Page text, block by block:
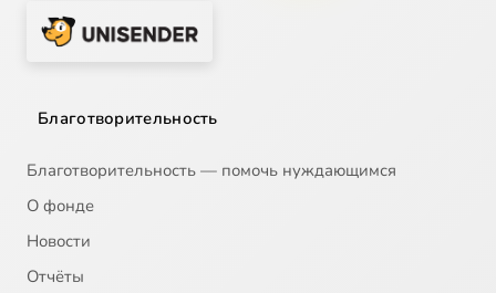
Благотворительность
Благотворительность — помочь нуждающимся
О фонде
Новости
Отчёты